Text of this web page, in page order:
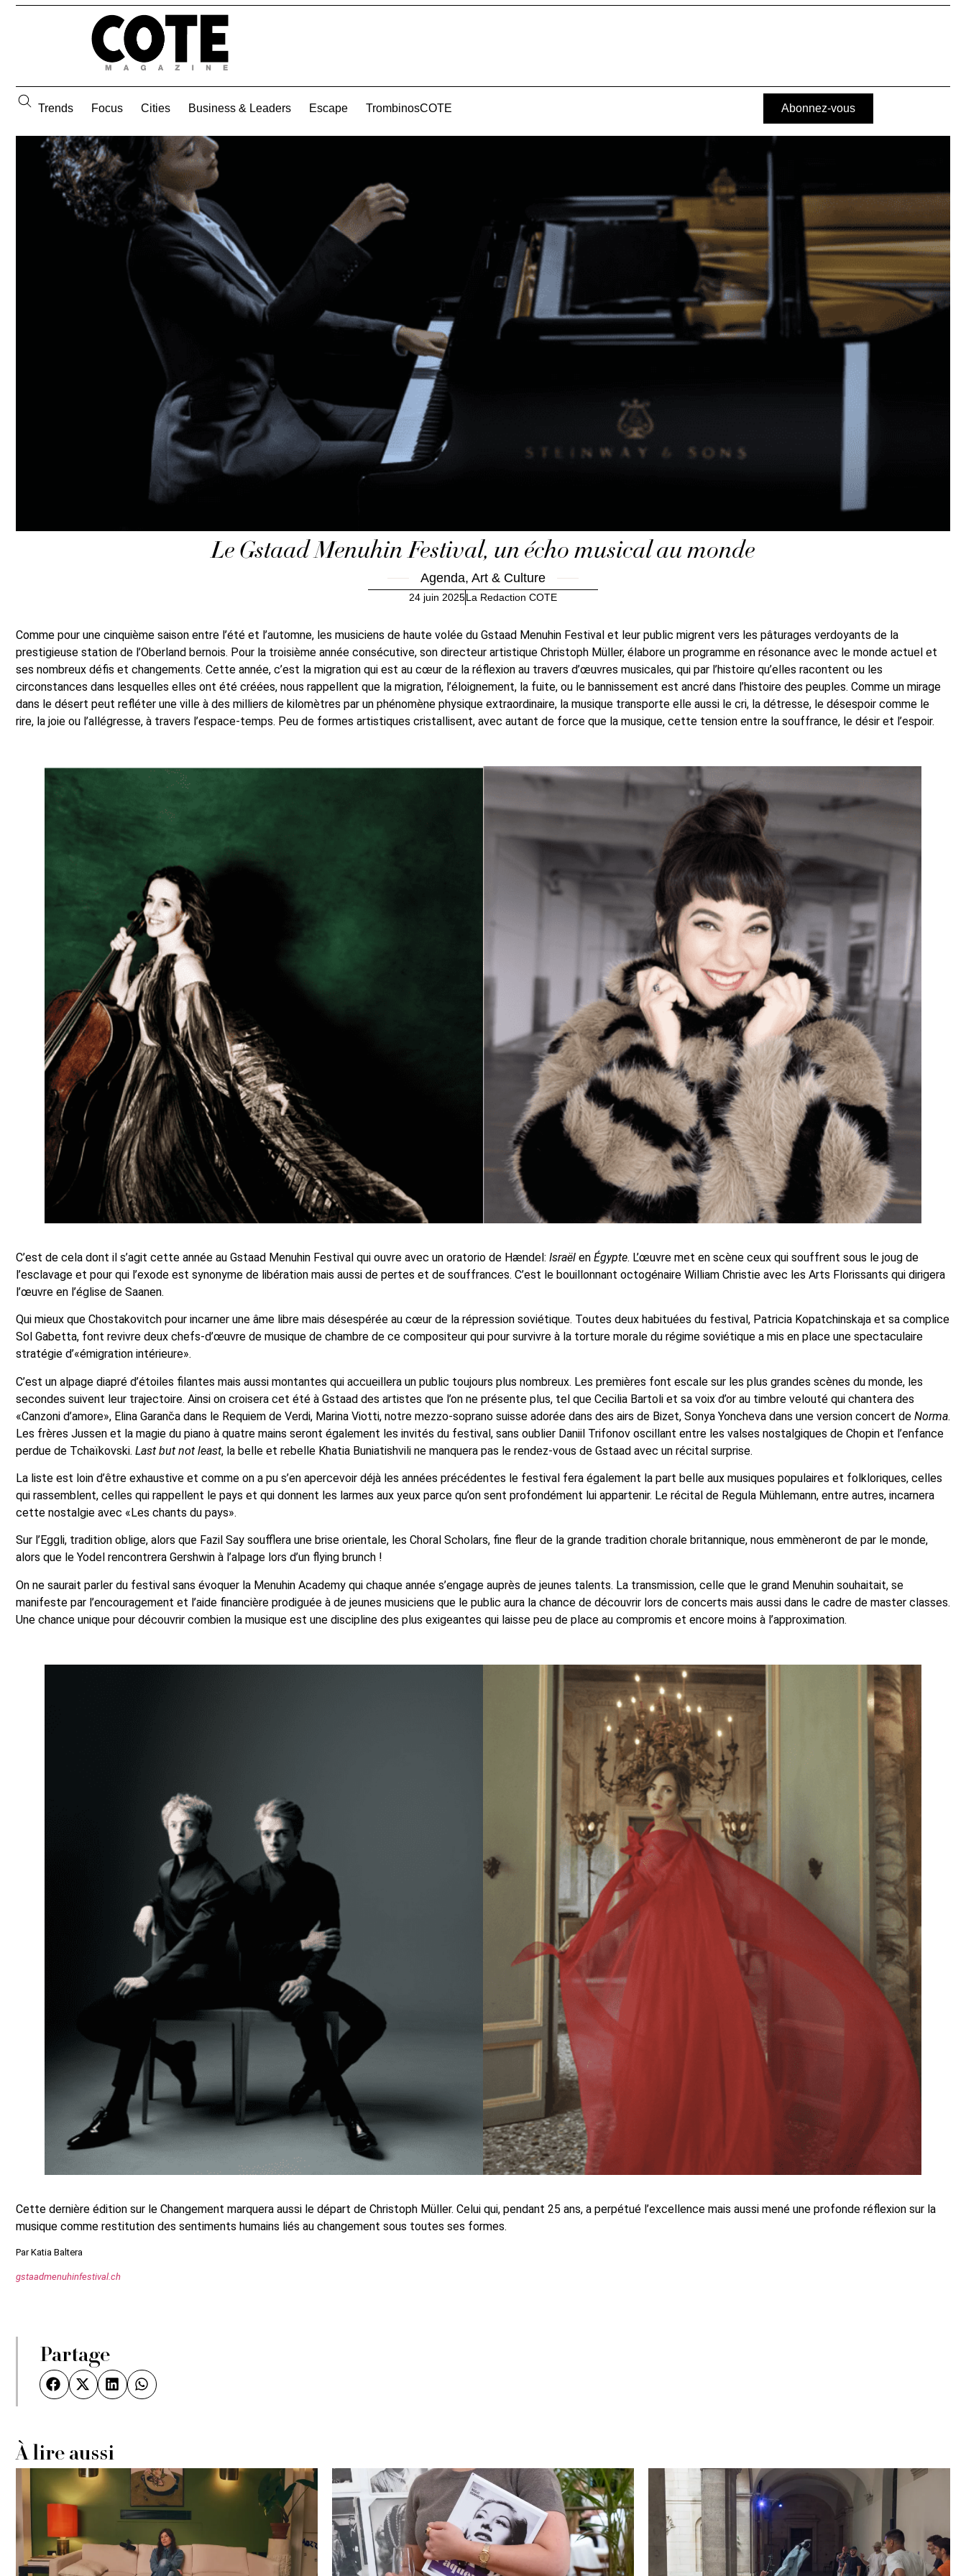
Trends Focus Cities Business & Leaders Escape TrombinosCOTE Abonnez-vous
Le Gstaad Menuhin Festival, un écho musical au monde
Agenda, Art & Culture
24 juin 2025La Redaction COTE
Comme pour une cinquième saison entre l’été et l’automne, les musiciens de haute volée du Gstaad Menuhin Festival et leur public migrent vers les pâturages verdoyants de la
prestigieuse station de l’Oberland bernois. Pour la troisième année consécutive, son directeur artistique Christoph Müller, élabore un programme en résonance avec le monde actuel et
ses nombreux défis et changements. Cette année, c’est la migration qui est au cœur de la réflexion au travers d’œuvres musicales, qui par l’histoire qu’elles racontent ou les
circonstances dans lesquelles elles ont été créées, nous rappellent que la migration, l’éloignement, la fuite, ou le bannissement est ancré dans l’histoire des peuples. Comme un mirage
dans le désert peut refléter une ville à des milliers de kilomètres par un phénomène physique extraordinaire, la musique transporte elle aussi le cri, la détresse, le désespoir comme le
rire, la joie ou l’allégresse, à travers l’espace-temps. Peu de formes artistiques cristallisent, avec autant de force que la musique, cette tension entre la souffrance, le désir et l’espoir.
C’est de cela dont il s’agit cette année au Gstaad Menuhin Festival qui ouvre avec un oratorio de Hændel: Israël en Égypte. L’œuvre met en scène ceux qui souffrent sous le joug de
l’esclavage et pour qui l’exode est synonyme de libération mais aussi de pertes et de souffrances. C’est le bouillonnant octogénaire William Christie avec les Arts Florissants qui dirigera
l’œuvre en l’église de Saanen.
Qui mieux que Chostakovitch pour incarner une âme libre mais désespérée au cœur de la répression soviétique. Toutes deux habituées du festival, Patricia Kopatchinskaja et sa complice
Sol Gabetta, font revivre deux chefs-d’œuvre de musique de chambre de ce compositeur qui pour survivre à la torture morale du régime soviétique a mis en place une spectaculaire
stratégie d’«émigration intérieure».
C’est un alpage diapré d’étoiles filantes mais aussi montantes qui accueillera un public toujours plus nombreux. Les premières font escale sur les plus grandes scènes du monde, les
secondes suivent leur trajectoire. Ainsi on croisera cet été à Gstaad des artistes que l’on ne présente plus, tel que Cecilia Bartoli et sa voix d’or au timbre velouté qui chantera des
«Canzoni d’amore», Elina Garanča dans le Requiem de Verdi, Marina Viotti, notre mezzo-soprano suisse adorée dans des airs de Bizet, Sonya Yoncheva dans une version concert de Norma.
Les frères Jussen et la magie du piano à quatre mains seront également les invités du festival, sans oublier Daniil Trifonov oscillant entre les valses nostalgiques de Chopin et l’enfance
perdue de Tchaïkovski. Last but not least, la belle et rebelle Khatia Buniatishvili ne manquera pas le rendez-vous de Gstaad avec un récital surprise.
La liste est loin d’être exhaustive et comme on a pu s’en apercevoir déjà les années précédentes le festival fera également la part belle aux musiques populaires et folkloriques, celles
qui rassemblent, celles qui rappellent le pays et qui donnent les larmes aux yeux parce qu’on sent profondément lui appartenir. Le récital de Regula Mühlemann, entre autres, incarnera
cette nostalgie avec «Les chants du pays».
Sur l’Eggli, tradition oblige, alors que Fazil Say soufflera une brise orientale, les Choral Scholars, fine fleur de la grande tradition chorale britannique, nous emmèneront de par le monde,
alors que le Yodel rencontrera Gershwin à l’alpage lors d’un flying brunch !
On ne saurait parler du festival sans évoquer la Menuhin Academy qui chaque année s’engage auprès de jeunes talents. La transmission, celle que le grand Menuhin souhaitait, se
manifeste par l’encouragement et l’aide financière prodiguée à de jeunes musiciens que le public aura la chance de découvrir lors de concerts mais aussi dans le cadre de master classes.
Une chance unique pour découvrir combien la musique est une discipline des plus exigeantes qui laisse peu de place au compromis et encore moins à l’approximation.
Cette dernière édition sur le Changement marquera aussi le départ de Christoph Müller. Celui qui, pendant 25 ans, a perpétué l’excellence mais aussi mené une profonde réflexion sur la
musique comme restitution des sentiments humains liés au changement sous toutes ses formes.
Par Katia Baltera
gstaadmenuhinfestival.ch
Partage
À lire aussi